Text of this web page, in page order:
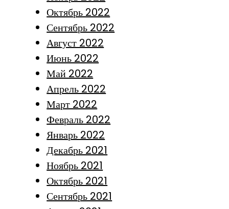
Октябрь 2022
Сентябрь 2022
Август 2022
Июнь 2022
Май 2022
Апрель 2022
Март 2022
Февраль 2022
Январь 2022
Декабрь 2021
Ноябрь 2021
Октябрь 2021
Сентябрь 2021